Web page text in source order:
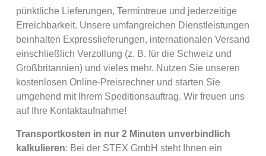
pünktliche Lieferungen, Termintreue und jederzeitige
Erreichbarkeit. Unsere umfangreichen Dienstleistungen
beinhalten Expresslieferungen, internationalen Versand
einschließlich Verzollung (z. B. für die Schweiz und
Großbritannien) und vieles mehr. Nutzen Sie unseren
kostenlosen Online-Preisrechner und starten Sie
umgehend mit Ihrem Speditionsauftrag. Wir freuen uns
auf Ihre Kontaktaufnahme!
Transportkosten in nur 2 Minuten unverbindlich
kalkulieren: Bei der STEX GmbH steht Ihnen ein